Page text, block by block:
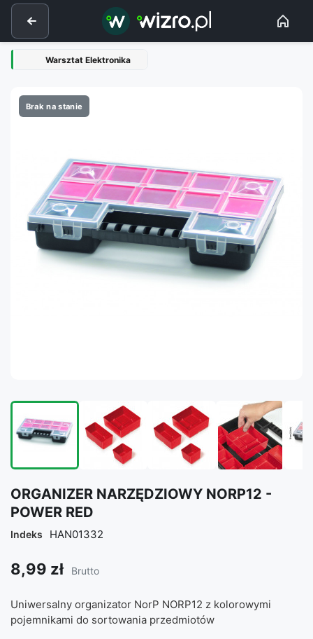
Warsztat Elektronika
Brak na stanie
ORGANIZER NARZĘDZIOWY NORP12 -
POWER RED
Indeks HAN01332
8,99 zł Brutto
Uniwersalny organizator NorP NORP12 z kolorowymi
pojemnikami do sortowania przedmiotów